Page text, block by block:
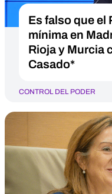
Es falso que el
mínima en
Rioja y Murcia
Casado*
CONTROL DEL PODER